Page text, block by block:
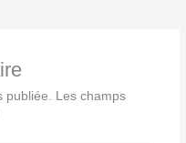
publiée. Les champs